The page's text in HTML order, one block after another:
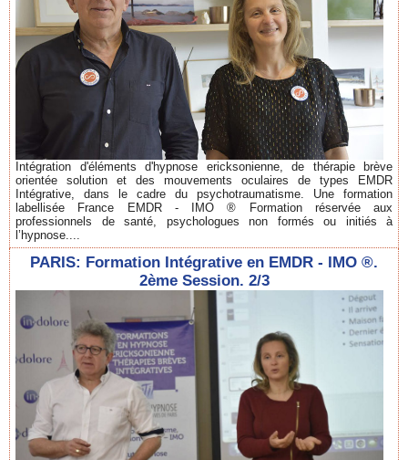
Intégration d'éléments d'hypnose ericksonienne, de thérapie brève
orientée solution et des mouvements oculaires de types EMDR
Intégrative, dans le cadre du psychotraumatisme. Une formation
labellisée France EMDR - IMO ® Formation réservée aux
professionnels de santé, psychologues non formés ou initiés à
l’hypnose....
PARIS: Formation Intégrative en EMDR - IMO ®.
2ème Session. 2/3